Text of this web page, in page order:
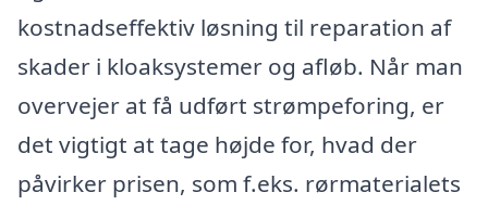
kostnadseffektiv løsning til reparation af
skader i kloaksystemer og afløb. Når man
overvejer at få udført strømpeforing, er
det vigtigt at tage højde for, hvad der
påvirker prisen, som f.eks. rørmaterialets